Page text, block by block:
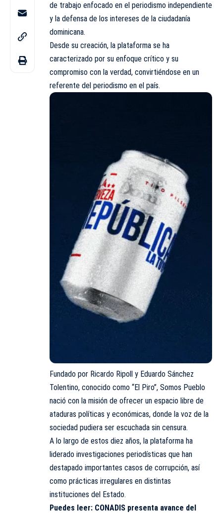
de trabajo enfocado en el periodismo independiente
y la defensa de los intereses de la ciudadanía
dominicana.
Desde su creación, la plataforma se ha
caracterizado por su enfoque crítico y su
compromiso con la verdad, convirtiéndose en un
referente del periodismo en el país.
Fundado por Ricardo Ripoll y Eduardo Sánchez
Tolentino, conocido como “El Piro”, Somos Pueblo
nació con la misión de ofrecer un espacio libre de
ataduras políticas y económicas, donde la voz de la
sociedad pudiera ser escuchada sin censura.
A lo largo de estos diez años, la plataforma ha
liderado investigaciones periodísticas que han
destapado importantes casos de corrupción, así
como prácticas irregulares en distintas
instituciones del Estado.
Puedes leer: CONADIS presenta avance del